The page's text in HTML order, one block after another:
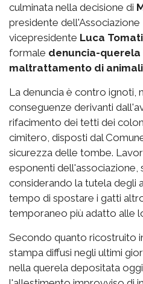
culminata nella decisione di
presidente dell'Associazione
vicepresidente Luca
formale denuncia-
maltrattamento di animali
La denuncia è contro ignoti,
conseguenze derivanti
rifacimento dei tetti dei
cimitero, disposti dal
sicurezza delle tombe.
esponenti dell'associazione,
considerando la tutela degli
tempo di spostare i gatti
temporaneo più adatto alle
Secondo quanto ricostruito
stampa diffusi negli ultimi
nella querela depositata